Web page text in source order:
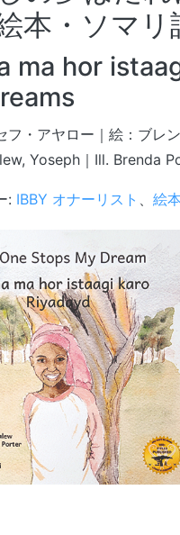
本・ソマリ
ma hor
フ・アヤロー｜絵：ブレ
Yoseph｜Ill. Brenda
: IBBY オナーリスト 、 絵